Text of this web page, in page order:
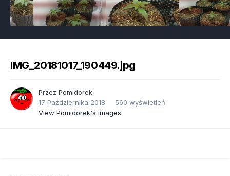
IMG_20181017_190449.jpg
Przez Pomidorek
17 Października 2018
560 wyświetleń
View Pomidorek's images